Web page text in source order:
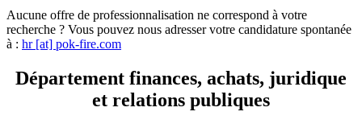
Aucune offre de professionnalisation ne correspond à votre
recherche ? Vous pouvez nous adresser votre candidature spontanée
à : hr [at] pok-fire.com
Département finances, achats, juridique
et relations publiques